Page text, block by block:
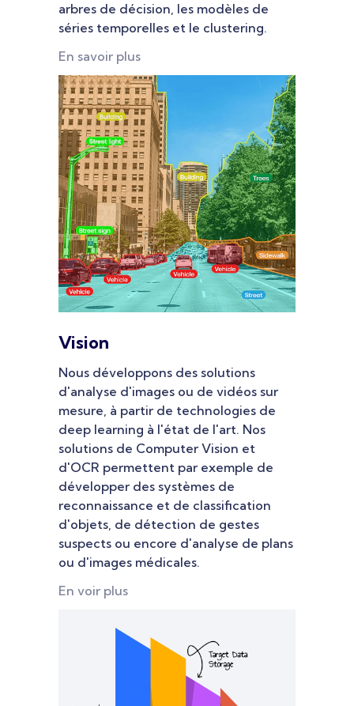
arbres de décision, les modèles de
séries temporelles et le clustering.
En savoir plus
Vision
Nous développons des solutions
d'analyse d'images ou de vidéos sur
mesure, à partir de technologies de
deep learning à l'état de l'art. Nos
solutions de Computer Vision et
d'OCR permettent par exemple de
développer des systèmes de
reconnaissance et de classification
d'objets, de détection de gestes
suspects ou encore d'analyse de plans
ou d'images médicales.
En voir plus